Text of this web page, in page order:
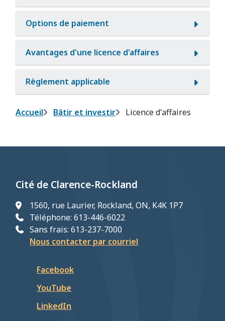
Options de paiement
Avantages d'une licence d'affaires
Règlement applicable
Fil
Accueil Bâtir et investir Licence d'affaires
Cité de Clarence-Rockland
1560, rue Laurier, Rockland, ON, K4K 1P7
Téléphone: 613-446-6022
Sans frais: 613-237-7000
Nous contacter par courriel
Facebook
YouTube
LinkedIn